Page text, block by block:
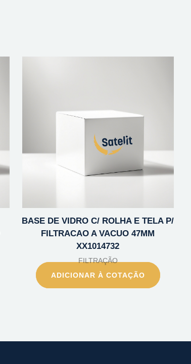
BASE DE VIDRO C/ ROLHA E TELA P/
FILTRACAO A VACUO 47MM
XX1014732
FILTRAÇÃO
ADICIONAR À COTAÇÃO